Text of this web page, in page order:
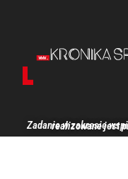
Zadanie w zakresie wspierania i